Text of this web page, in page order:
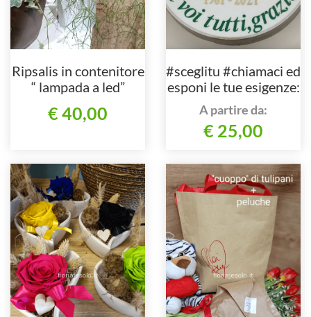
Ripsalis in contenitore
“ lampada a led”
€ 40,00
#sceglitu #chiamaci ed
esponi le tue esigenze:
fiori preferiti, colore,
prezzo. Ti
consiglieremo al
A partire da:
€ 25,00